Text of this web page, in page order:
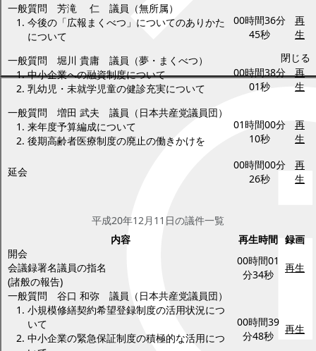
閉じる
一般質問 芳滝 仁 議員（無所属）
今後の「広報まくべつ」についてのありかた
について
00時間36分
45秒
再
生
一般質問 堀川 貴庸 議員（夢・まくべつ）
中小企業への融資制度について
乳幼児・未就学児童の健診充実について
00時間38分
01秒
再
生
一般質問 増田 武夫 議員（日本共産党議員団）
来年度予算編成について
後期高齢者医療制度の廃止の働きかけを
01時間00分
10秒
再
生
延会
00時間00分
26秒
再
生
平成20年12月11日の議件一覧
内容
再生時間 録画
開会
会議録署名議員の指名
(諸般の報告)
00時間01
分34秒
再生
一般質問 谷口 和弥 議員（日本共産党議員団）
小規模修繕契約希望登録制度の活用状況につ
いて
中小企業の緊急保証制度の積極的な活用につ
00時間39
分48秒
再生